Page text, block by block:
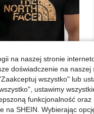
Elegancka koszula męska, męskie topy, T-shirt, letni strój, letnia odzież damska, koszula męska, letni strój męski, męski T-shirt
na naszej stronie
doświadczenie na
wszystko" lub
ustawimy
funkcjonalność oraz
na SHEIN. Wybierając